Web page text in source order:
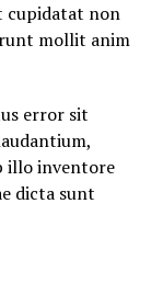
cupidatat non
mollit anim
error sit
illo inventore
dicta sunt